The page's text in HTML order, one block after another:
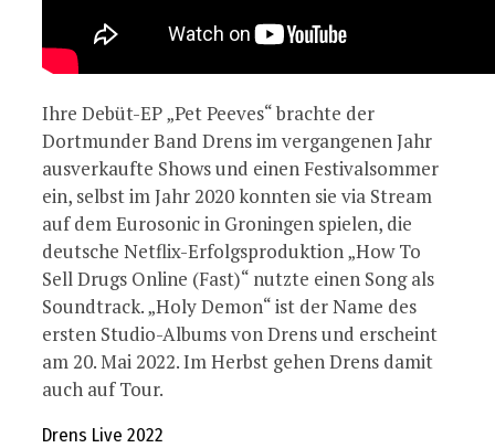
Ihre Debüt-EP „Pet Peeves“ brachte der
Dortmunder Band Drens im vergangenen Jahr
ausverkaufte Shows und einen Festivalsommer
ein, selbst im Jahr 2020 konnten sie via Stream
auf dem Eurosonic in Groningen spielen, die
deutsche Netflix-Erfolgsproduktion „How To
Sell Drugs Online (Fast)“ nutzte einen Song als
Soundtrack. „Holy Demon“ ist der Name des
ersten Studio-Albums von Drens und erscheint
am 20. Mai 2022. Im Herbst gehen Drens damit
auch auf Tour.
Drens Live 2022